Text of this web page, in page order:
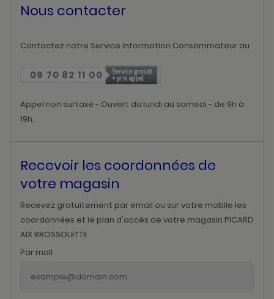
Nous contacter
Contactez notre Service Information Consommateur au
09 70 82 11 00
Appel non surtaxé - Ouvert du lundi au samedi - de 9h à
19h.
Recevoir les coordonnées de
votre magasin
Recevez gratuitement par email ou sur votre mobile les
coordonnées et le plan d'accès de votre magasin PICARD
AIX BROSSOLETTE.
Par mail